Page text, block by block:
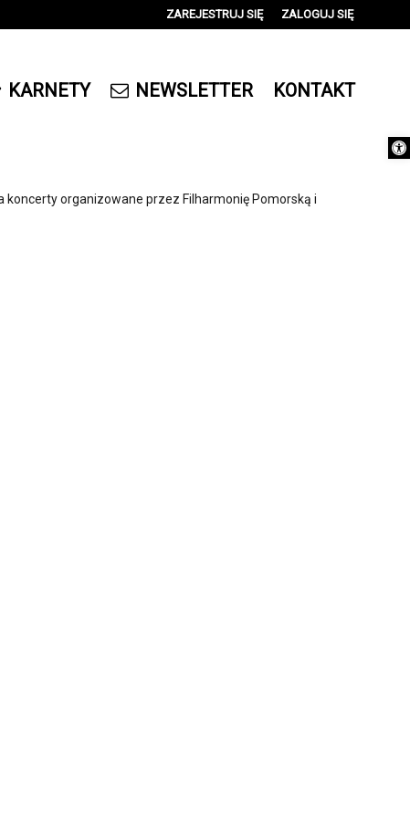
ZAREJESTRUJ SIĘ ZALOGUJ SIĘ
14
KARNETY NEWSLETTER KONTAKT
organizowane przez Filharmonię Pomorską i